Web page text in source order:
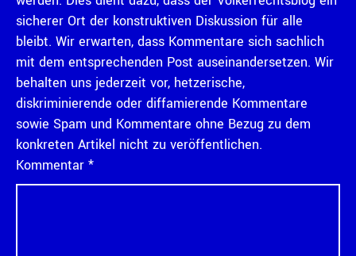
sicherer Ort der konstruktiven Diskussion für alle
bleibt. Wir erwarten, dass Kommentare sich sachlich
mit dem entsprechenden Post auseinandersetzen. Wir
behalten uns jederzeit vor, hetzerische,
diskriminierende oder diffamierende Kommentare
sowie Spam und Kommentare ohne Bezug zu dem
konkreten Artikel nicht zu veröffentlichen.
Kommentar *